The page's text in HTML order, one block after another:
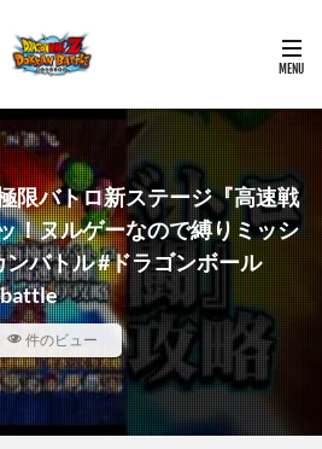
限バトロ新ステージ『高速戦
！ヌルゲーなので縛りミッシ
バトル #ドラゴンボール
件のビュー